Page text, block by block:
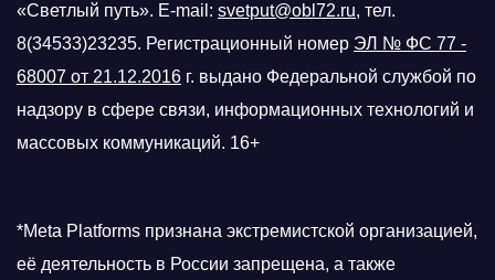
«Светлый путь». E-mail: svetput@obl72.ru, тел.
8(34533)23235. Регистрационный номер ЭЛ № ФС 77 -
68007 от 21.12.2016 г. выдано Федеральной службой по
надзору в сфере связи, информационных технологий и
массовых коммуникаций. 16+
*Meta Platforms признана экстремистской организацией,
её деятельность в России запрещена, а также